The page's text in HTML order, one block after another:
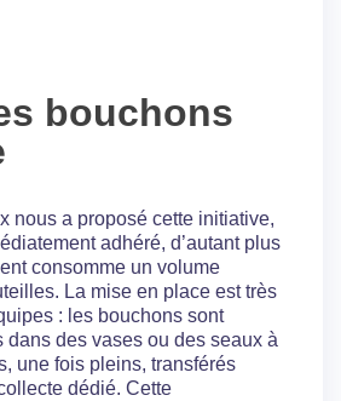
bouchons
nous a proposé cette initiative,
adhéré, d’autant plus
consomme un volume
La mise en place est très
: les bouchons sont
dans des vases ou des seaux à
une fois pleins, transférés
dédié. Cette